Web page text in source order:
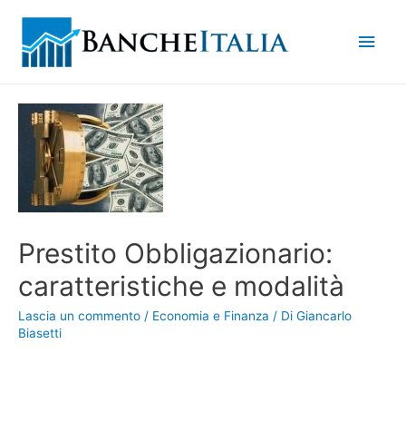
Prestito Obbligazionario:
caratteristiche e modalità
Lascia un commento / Economia e Finanza / Di Giancarlo
Biasetti